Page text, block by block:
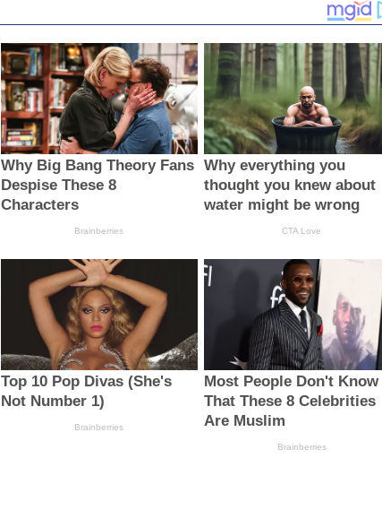
Why Big Bang Theory Fans
Despise These 8
Characters
Brainberries
Why everything you
thought you knew about
water might be wrong
CTA Love
Top 10 Pop Divas (She's
Not Number 1)
Brainberries
Most People Don't Know
That These 8 Celebrities
Are Muslim
Brainberries